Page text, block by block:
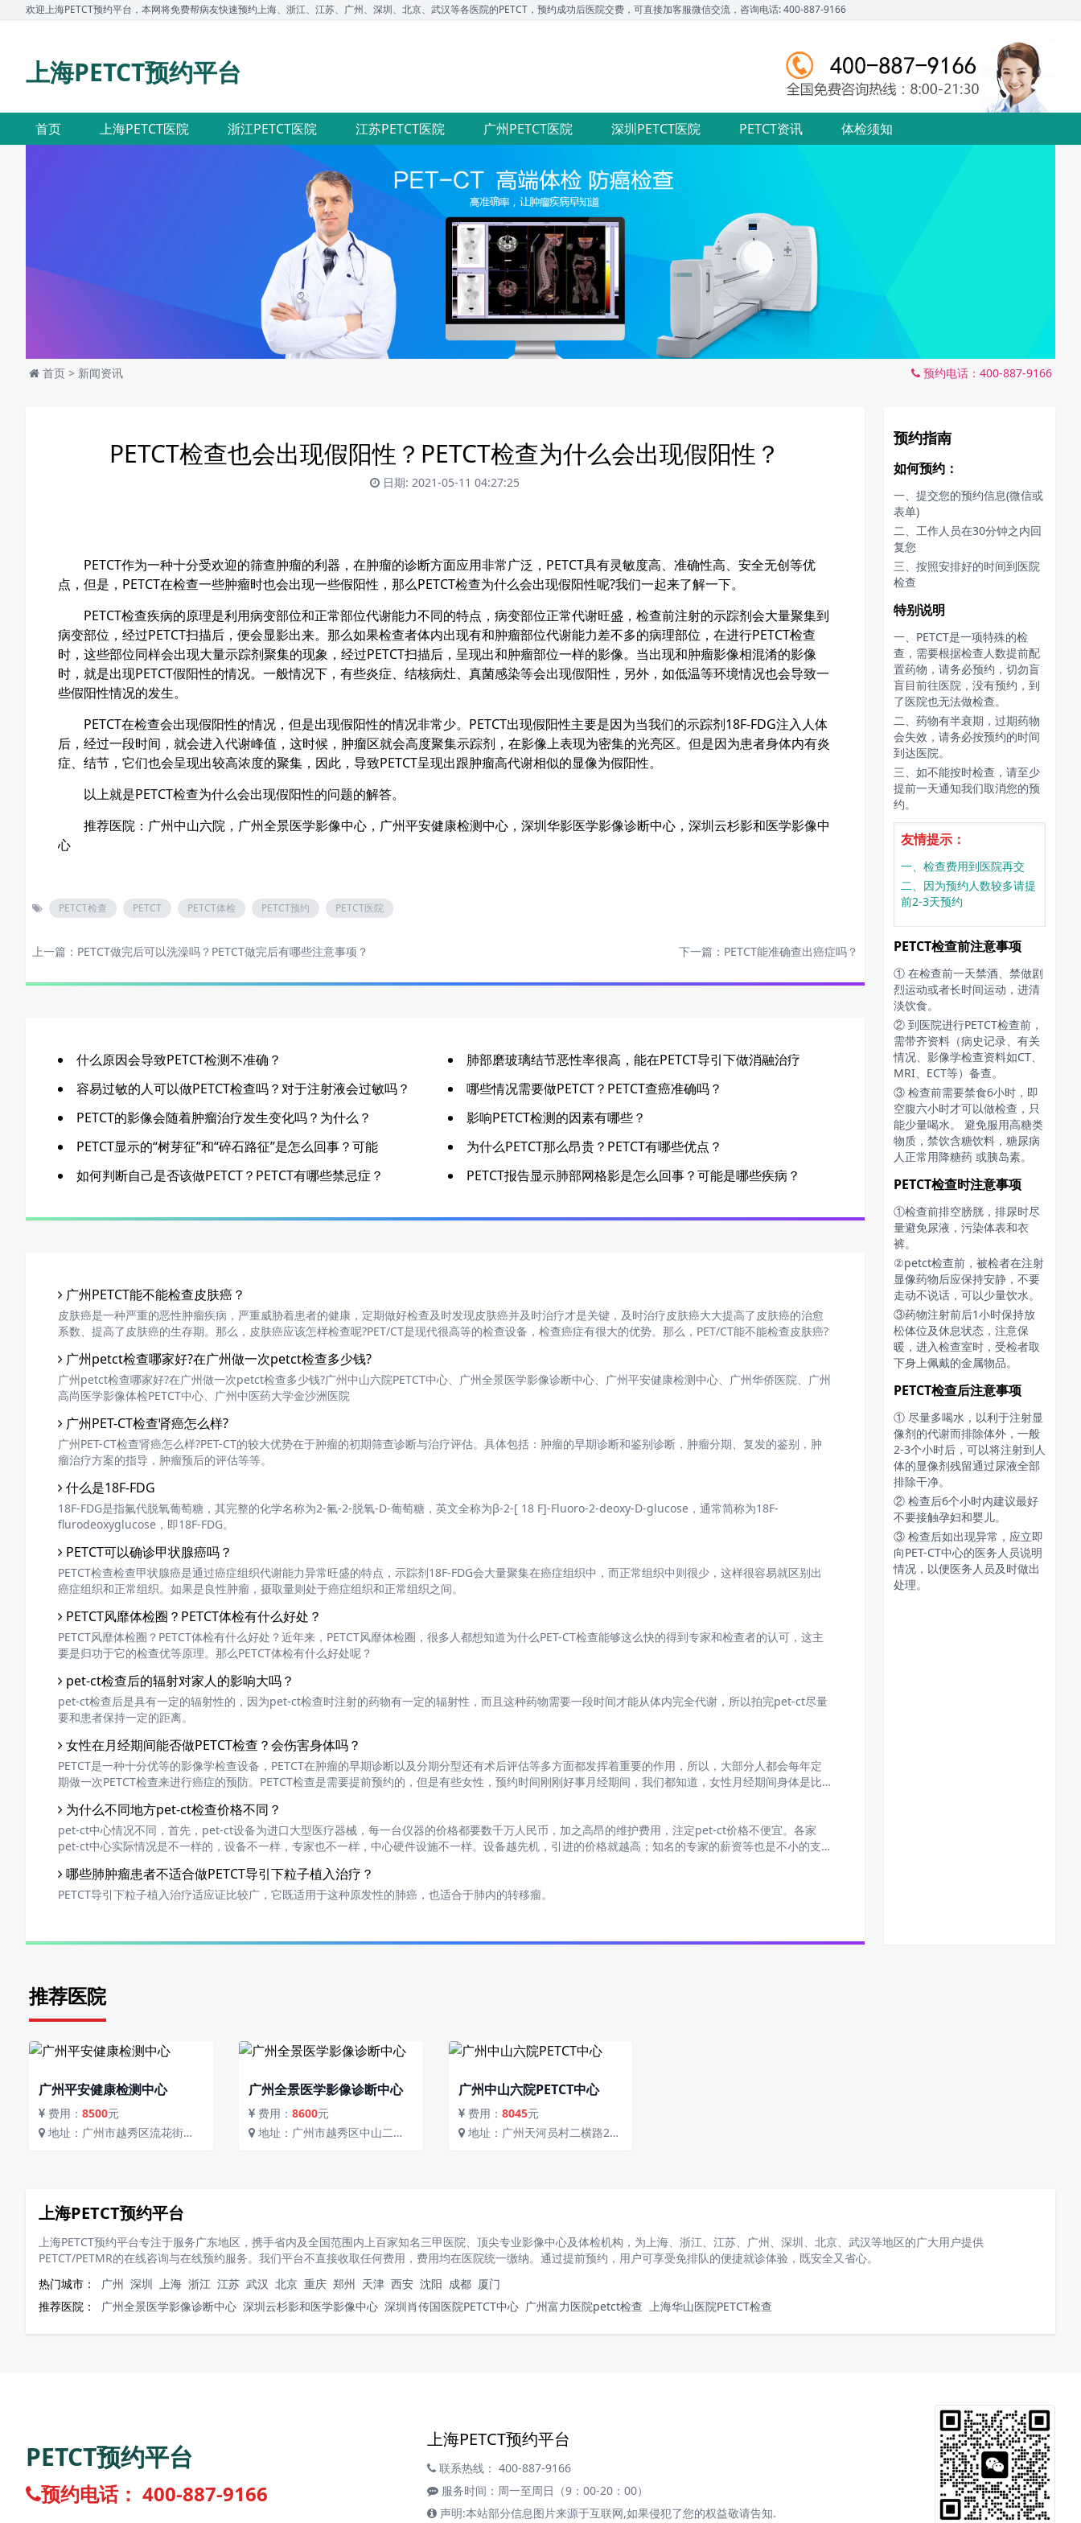
欢迎上海PETCT预约平台，本网将免费帮病友快速预约上海、浙江、江苏、广州、深圳、北京、武汉等各医院的PETCT，预约成功后医院交费，可直接加客服微信交流，咨询电话: 400-887-9166
上海PETCT预约平台
首页 上海PETCT医院 浙江PETCT医院 江苏PETCT医院 广州PETCT医院 深圳PETCT医院 PETCT资讯 体检须知
首页 > 新闻资讯 预约电话：400-887-9166
PETCT检查也会出现假阳性？PETCT检查为什么会出现假阳性？
日期: 2021-05-11 04:27:25
PETCT作为一种十分受欢迎的筛查肿瘤的利器，在肿瘤的诊断方面应用非常广泛，PETCT具有灵敏度高、准确性高、安全无创等优
点，但是，PETCT在检查一些肿瘤时也会出现一些假阳性，那么PETCT检查为什么会出现假阳性呢?我们一起来了解一下。
PETCT检查疾病的原理是利用病变部位和正常部位代谢能力不同的特点，病变部位正常代谢旺盛，检查前注射的示踪剂会大量聚集到
病变部位，经过PETCT扫描后，便会显影出来。那么如果检查者体内出现有和肿瘤部位代谢能力差不多的病理部位，在进行PETCT检查
时，这些部位同样会出现大量示踪剂聚集的现象，经过PETCT扫描后，呈现出和肿瘤部位一样的影像。当出现和肿瘤影像相混淆的影像
时，就是出现PETCT假阳性的情况。一般情况下，有些炎症、结核病灶、真菌感染等会出现假阳性，另外，如低温等环境情况也会导致一
些假阳性情况的发生。
PETCT在检查会出现假阳性的情况，但是出现假阳性的情况非常少。PETCT出现假阳性主要是因为当我们的示踪剂18F-FDG注入人体
后，经过一段时间，就会进入代谢峰值，这时候，肿瘤区就会高度聚集示踪剂，在影像上表现为密集的光亮区。但是因为患者身体内有炎
症、结节，它们也会呈现出较高浓度的聚集，因此，导致PETCT呈现出跟肿瘤高代谢相似的显像为假阳性。
以上就是PETCT检查为什么会出现假阳性的问题的解答。
推荐医院： 广州中山六院 ， 广州全景医学影像中心 ， 广州平安健康检测中心 ， 深圳华影医学影像诊断中心 ， 深圳云杉影和医学影像中
心
PETCT检查 PETCT PETCT体检 PETCT预约 PETCT医院
上一篇： PETCT做完后可以洗澡吗？PETCT做完后有哪些注意事项？ 下一篇： PETCT能准确查出癌症吗？
什么原因会导致PETCT检测不准确？
肺部磨玻璃结节恶性率很高，能在PETCT导引下做消融治疗
容易过敏的人可以做PETCT检查吗？对于注射液会过敏吗？
哪些情况需要做PETCT？PETCT查癌准确吗？
PETCT的影像会随着肿瘤治疗发生变化吗？为什么？
影响PETCT检测的因素有哪些？
PETCT显示的“树芽征”和“碎石路征”是怎么回事？可能
为什么PETCT那么昂贵？PETCT有哪些优点？
如何判断自己是否该做PETCT？PETCT有哪些禁忌症？
PETCT报告显示肺部网格影是怎么回事？可能是哪些疾病？
广州PETCT能不能检查皮肤癌？
皮肤癌是一种严重的恶性肿瘤疾病，严重威胁着患者的健康，定期做好检查及时发现皮肤癌并及时治疗才是关键，及时治疗皮肤癌大大提高了皮肤癌的治愈
系数、提高了皮肤癌的生存期。那么，皮肤癌应该怎样检查呢?PET/CT是现代很高等的检查设备，检查癌症有很大的优势。那么，PET/CT能不能检查皮肤癌?
广州petct检查哪家好?在广州做一次petct检查多少钱?
广州petct检查哪家好?在广州做一次petct检查多少钱?广州中山六院PETCT中心、广州全景医学影像诊断中心、广州平安健康检测中心、广州华侨医院、广州
高尚医学影像体检PETCT中心、广州中医药大学金沙洲医院
广州PET-CT检查肾癌怎么样?
广州PET-CT检查肾癌怎么样?PET-CT的较大优势在于肿瘤的初期筛查诊断与治疗评估。具体包括：肿瘤的早期诊断和鉴别诊断，肿瘤分期、复发的鉴别，肿
瘤治疗方案的指导，肿瘤预后的评估等等。
什么是18F-FDG
18F-FDG是指氟代脱氧葡萄糖，其完整的化学名称为2-氟-2-脱氧-D-葡萄糖，英文全称为β-2-[ 18 F]-Fluoro-2-deoxy-D-glucose，通常简称为18F-
flurodeoxyglucose，即18F-FDG。
PETCT可以确诊甲状腺癌吗？
PETCT检查检查甲状腺癌是通过癌症组织代谢能力异常旺盛的特点，示踪剂18F-FDG会大量聚集在癌症组织中，而正常组织中则很少，这样很容易就区别出
癌症组织和正常组织。如果是良性肿瘤，摄取量则处于癌症组织和正常组织之间。
PETCT风靡体检圈？PETCT体检有什么好处？
PETCT风靡体检圈？PETCT体检有什么好处？近年来，PETCT风靡体检圈，很多人都想知道为什么PET-CT检查能够这么快的得到专家和检查者的认可，这主
要是归功于它的检查优等原理。那么PETCT体检有什么好处呢？
pet-ct检查后的辐射对家人的影响大吗？
pet-ct检查后是具有一定的辐射性的，因为pet-ct检查时注射的药物有一定的辐射性，而且这种药物需要一段时间才能从体内完全代谢，所以拍完pet-ct尽量
要和患者保持一定的距离。
女性在月经期间能否做PETCT检查？会伤害身体吗？
PETCT是一种十分优等的影像学检查设备，PETCT在肿瘤的早期诊断以及分期分型还有术后评估等多方面都发挥着重要的作用，所以，大部分人都会每年定
期做一次PETCT检查来进行癌症的预防。PETCT检查是需要提前预约的，但是有些女性，预约时间刚刚好事月经期间，我们都知道，女性月经期间身体是比
为什么不同地方pet-ct检查价格不同？
pet-ct中心情况不同，首先，pet-ct设备为进口大型医疗器械，每一台仪器的价格都要数千万人民币，加之高昂的维护费用，注定pet-ct价格不便宜。各家
pet-ct中心实际情况是不一样的，设备不一样，专家也不一样，中心硬件设施不一样。设备越先机，引进的价格就越高；知名的专家的薪资等也是不小的支
哪些肺肿瘤患者不适合做PETCT导引下粒子植入治疗？
PETCT导引下粒子植入治疗适应证比较广，它既适用于这种原发性的肺癌，也适合于肺内的转移瘤。
预约指南
如何预约：
一、提交您的预约信息(微信或
表单)
二、工作人员在30分钟之内回
复您
三、按照安排好的时间到医院
检查
特别说明
一、PETCT是一项特殊的检
查，需要根据检查人数提前配
置药物，请务必预约，切勿盲
盲目前往医院，没有预约，到
了医院也无法做检查。
二、药物有半衰期，过期药物
会失效，请务必按预约的时间
到达医院。
三、如不能按时检查，请至少
提前一天通知我们取消您的预
约。
友情提示：
一、检查费用到医院再交
二、因为预约人数较多请提
前2-3天预约
PETCT检查前注意事项
① 在检查前一天禁酒、禁做剧
烈运动或者长时间运动，进清
淡饮食。
② 到医院进行PETCT检查前，
需带齐资料（病史记录、有关
情况、影像学检查资料如CT、
MRI、ECT等）备查。
③ 检查前需要禁食6小时，即
空腹六小时才可以做检查，只
能少量喝水。 避免服用高糖类
物质，禁饮含糖饮料，糖尿病
人正常用降糖药 或胰岛素。
PETCT检查时注意事项
①检查前排空膀胱，排尿时尽
量避免尿液，污染体表和衣
裤。
②petct检查前，被检者在注射
显像药物后应保持安静，不要
走动不说话，可以少量饮水。
③药物注射前后1小时保持放
松体位及休息状态，注意保
暖，进入检查室时，受检者取
下身上佩戴的金属物品。
PETCT检查后注意事项
① 尽量多喝水，以利于注射显
像剂的代谢而排除体外，一般
2-3个小时后，可以将注射到人
体的显像剂残留通过尿液全部
排除干净。
② 检查后6个小时内建议最好
不要接触孕妇和婴儿。
③ 检查后如出现异常，应立即
向PET-CT中心的医务人员说明
情况，以便医务人员及时做出
处理。
推荐医院
广州平安健康检测中心
费用： 8500元
广州全景医学影像诊断中心
费用： 8600元
地址：广州市越秀区中山二路
广州中山六院PETCT中心
费用： 8045元
地址：广州天河员村二横路26
上海PETCT预约平台
上海PETCT预约平台专注于服务广东地区，携手省内及全国范围内上百家知名三甲医院、顶尖专业影像中心及体检机构，为上海、浙江、江苏、广州、深圳、北京、武汉等地区的广大用户提供
PETCT/PETMR的在线咨询与在线预约服务。我们平台不直接收取任何费用，费用均在医院统一缴纳。通过提前预约，用户可享受免排队的便捷就诊体验，既安全又省心。
热门城市：
广州 深圳 上海 浙江 江苏 武汉 北京 重庆 郑州 天津 西安 沈阳 成都 厦门
推荐医院：
广州全景医学影像诊断中心 深圳云杉影和医学影像中心 深圳肖传国医院PETCT中心 广州富力医院petct检查 上海华山医院PETCT检查
PETCT预约平台
预约电话： 400-887-9166
上海PETCT预约平台
联系热线： 400-887-9166
服务时间：周一至周日（9：00-20：00）
声明:本站部分信息图片来源于互联网,如果侵犯了您的权益敬请告知.